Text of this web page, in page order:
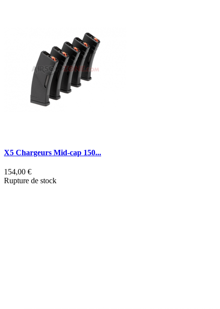
X5 Chargeurs Mid-cap 150...
154,00 €
Rupture de stock